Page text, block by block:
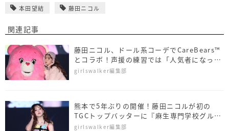
本田望結 藤田ニコル
関連記事
藤田ニコル、ドール系コーデでCareBears™
とコラボ！声援の練習では「人気者になった
気分」
girlswalker編集部
熊本で5年ぶりの開催！藤田ニコルが初の
TGCトップバッターに『麻生専門学校グルー
プ presents TGC 熊本 2024』
girlswalker編集部